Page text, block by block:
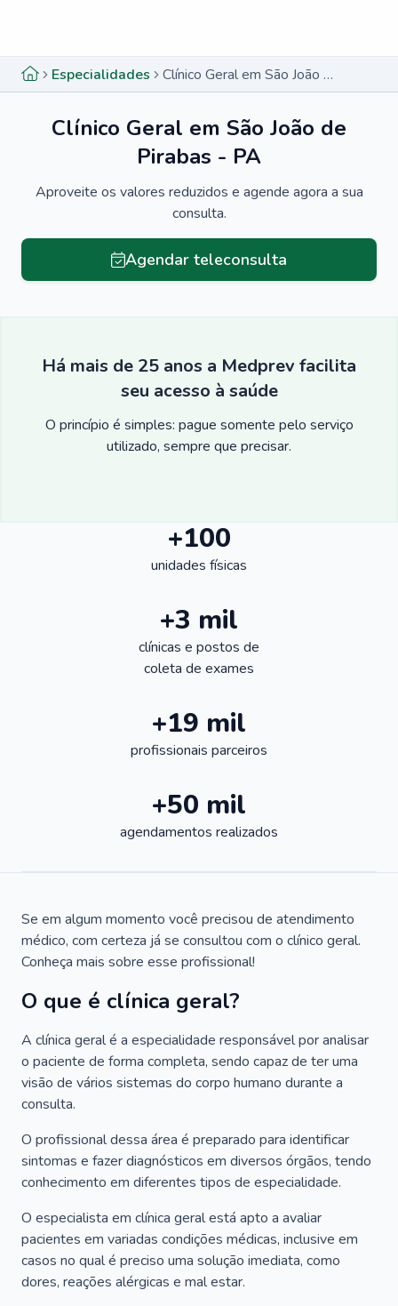
Especialidades Clínico Geral em São João de Pirabas - PA
Clínico Geral em São João de
Pirabas - PA
Aproveite os valores reduzidos e agende agora a sua
consulta.
Agendar teleconsulta
Há mais de 25 anos a Medprev facilita
seu acesso à saúde
O princípio é simples: pague somente pelo serviço
utilizado, sempre que precisar.
+100
unidades físicas
+3 mil
clínicas e postos de
coleta de exames
+19 mil
profissionais parceiros
+50 mil
agendamentos realizados
Se em algum momento você precisou de atendimento
médico, com certeza já se consultou com o clínico geral.
Conheça mais sobre esse profissional!
O que é clínica geral?
A clínica geral é a especialidade responsável por analisar
o paciente de forma completa, sendo capaz de ter uma
visão de vários sistemas do corpo humano durante a
consulta.
O profissional dessa área é preparado para identificar
sintomas e fazer diagnósticos em diversos órgãos, tendo
conhecimento em diferentes tipos de especialidade.
O especialista em clínica geral está apto a avaliar
pacientes em variadas condições médicas, inclusive em
casos no qual é preciso uma solução imediata, como
dores, reações alérgicas e mal estar.